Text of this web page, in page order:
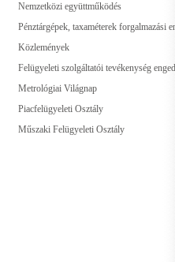
Nemzetközi együttműködés
Pénztárgépek, taxaméterek forgalmazási
Közlemények
Felügyeleti szolgáltatói tevékenység
Metrológiai Világnap
Piacfelügyeleti Osztály
Műszaki Felügyeleti Osztály